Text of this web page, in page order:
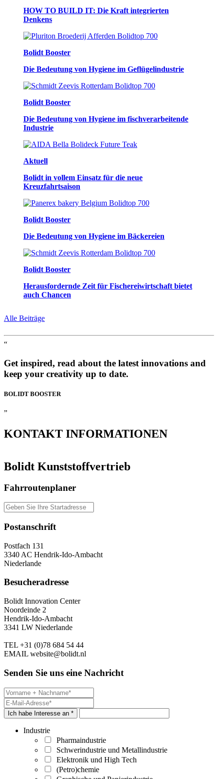
HOW TO BUILD IT: Die Kraft integrierten
Denkens
Bolidt Booster
Die Bedeutung von Hygiene im Geflügelindustrie
Bolidt Booster
Die Bedeutung von Hygiene im fischverarbeitende
Industrie
Aktuell
Bolidt in vollem Einsatz für die neue
Kreuzfahrtsaison
Bolidt Booster
Die Bedeutung von Hygiene im Bäckereien
Bolidt Booster
Herausfordernde Zeit für Fischereiwirtschaft bietet
auch Chancen
Alle Beiträge
“
Get inspired, read about the latest innovations and
keep your creativity up to date.
BOLIDT BOOSTER
”
KONTAKT INFORMATIONEN
Bolidt Kunststoffvertrieb
Fahrroutenplaner
Postanschrift
Postfach 131
3340 AC Hendrik-Ido-Ambacht
Niederlande
Besucheradresse
Bolidt Innovation Center
Noordeinde 2
Hendrik-Ido-Ambacht
3341 LW Niederlande
TEL +31 (0)78 684 54 44
EMAIL website@bolidt.nl
Senden Sie uns eine Nachricht
Ich habe Interesse an *
Industrie
Pharmaindustrie
Schwerindustrie und Metallindustrie
Elektronik und High Tech
(Petro)chemie